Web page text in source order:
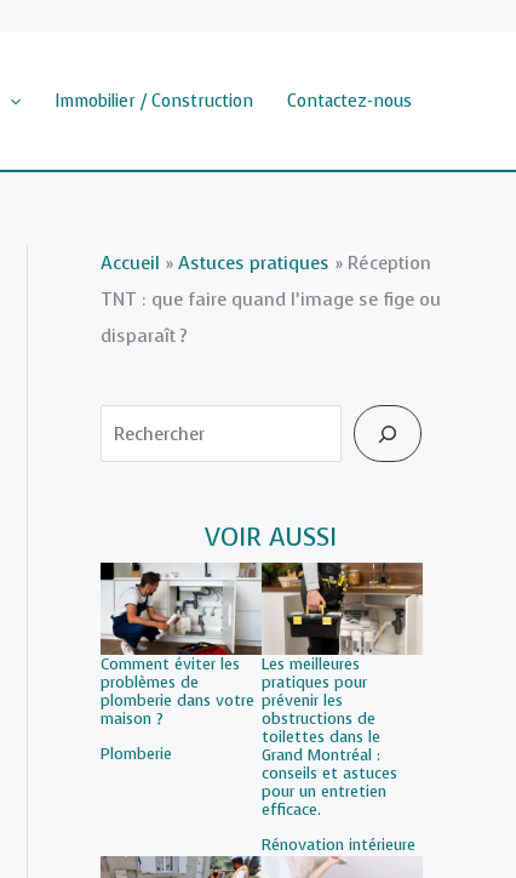
Immobilier / Construction Contactez-nous
Accueil » Astuces pratiques »Réception
TNT : que faire quand l’image se fige ou
disparaît ?
Rechercher
VOIR AUSSI
Comment éviter les
problèmes de
plomberie dans votre
maison ?
Par rapport à
Plomberie
Les meilleures
pratiques pour
prévenir les
obstructions de
toilettes dans le
Grand Montréal :
conseils et astuces
pour un entretien
efficace.
Par rapport à
Rénovation intérieure